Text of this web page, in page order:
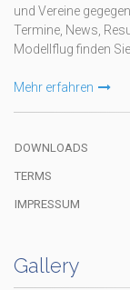
und Vereine
Termine, News,
Modellflug finden
Mehr erfahren
DOWNLOADS
TERMS
IMPRESSUM
Gallery